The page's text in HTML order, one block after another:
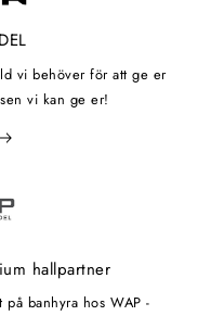
vi behöver för att ge er
vi kan ge er!
hallpartner
banhyra hos WAP -